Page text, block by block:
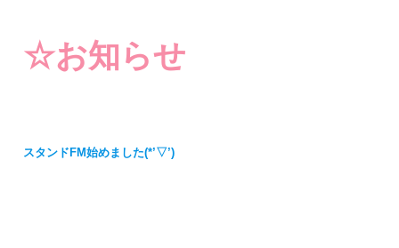
☆お知らせ
スタンドFM始めました(*’▽’)